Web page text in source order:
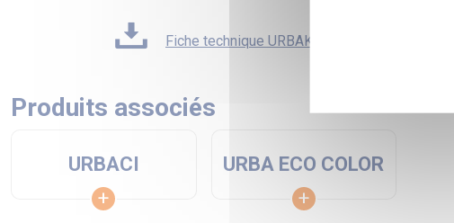
Fiche technique URBAKA
Produits associés
URBACI URBA ECO COLOR